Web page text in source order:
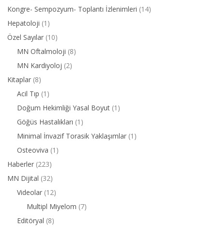
Kongre- Sempozyum- Toplantı İzlenimleri (14)
Hepatoloji (1)
Özel Sayılar (10)
MN Oftalmoloji (8)
MN Kardiyoloj (2)
Kitaplar (8)
Acil Tıp (1)
Doğum Hekimliği Yasal Boyut (1)
Göğüs Hastalıkları (1)
Minimal İnvazif Torasik Yaklaşımlar (1)
Osteoviva (1)
Haberler (223)
MN Dijital (32)
Videolar (12)
Multipl Miyelom (7)
Editöryal (8)